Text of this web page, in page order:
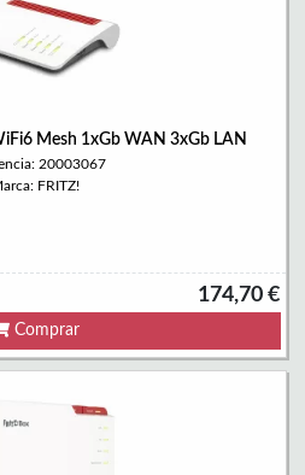
Mesh 1xGb WAN 3xGb LAN
20003067
FRITZ!
174,70 €
Comprar